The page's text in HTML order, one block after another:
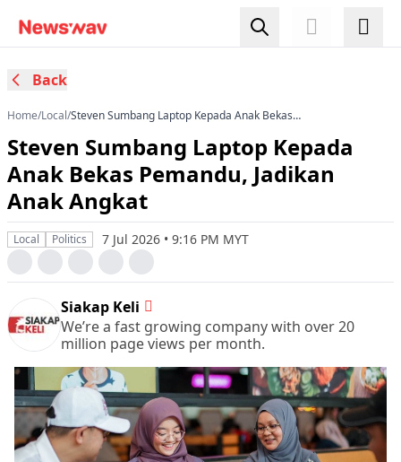
Back
Home/Local/Steven Sumbang Laptop Kepada Anak Bekas
Steven Sumbang Laptop Kepada
Anak Bekas Pemandu, Jadikan
Anak Angkat
Local Politics 7 Jul 2026 • 9:16 PM MYT
Siakap Keli
We’re a fast growing company with over 20
million page views per month.